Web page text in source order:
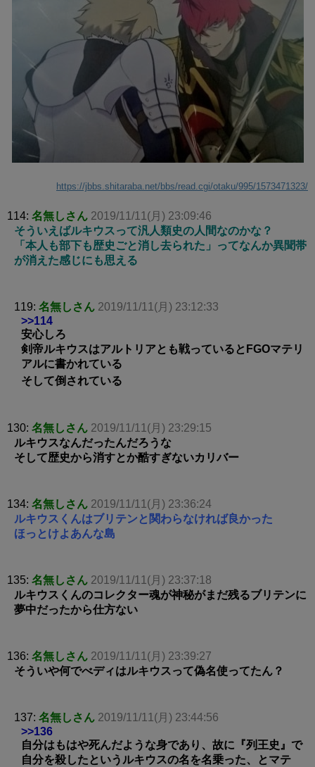
https://jbbs.shitaraba.net/bbs/read.cgi/otaku/995/1573471323/
114: 名無しさん 2019/11/11(月) 23:09:46
そういえばルキウスって汎人類史の人間なのかな？
「本人も部下も歴史ごと消し去られた」ってなんか異聞帯
が消えた感じにも思える
119: 名無しさん 2019/11/11(月) 23:12:33
>>114
安心しろ
剣帝ルキウスはアルトリアとも戦っているとFGOマテリ
アルに書かれている
そして倒されている
130: 名無しさん 2019/11/11(月) 23:29:15
ルキウスなんだったんだろうな
そして歴史から消すとか酷すぎないカリバー
134: 名無しさん 2019/11/11(月) 23:36:24
ルキウスくんはブリテンと関わらなければ良かった
ほっとけよあんな島
135: 名無しさん 2019/11/11(月) 23:37:18
ルキウスくんのコレクター魂が神秘がまだ残るブリテンに
夢中だったから仕方ない
136: 名無しさん 2019/11/11(月) 23:39:27
そういや何でべディはルキウスって偽名使ってたん？
137: 名無しさん 2019/11/11(月) 23:44:56
>>136
自分はもはや死んだような身であり、故に『列王史』で
自分を殺したというルキウスの名を名乗った、とマテ